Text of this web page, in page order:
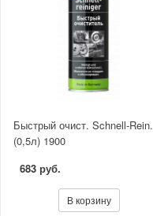
Быстрый очист. Schnell-Rein.
(0,5л) 1900
683 руб.
В корзину